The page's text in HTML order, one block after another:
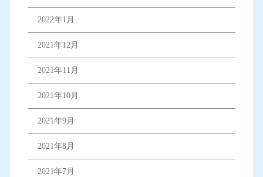
2022年1月
2021年12月
2021年11月
2021年10月
2021年9月
2021年8月
2021年7月